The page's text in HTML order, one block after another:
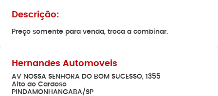
Descrição:
Preço somente para venda, troca a combinar.
Hernandes Automoveis
AV NOSSA SENHORA DO BOM SUCESSO, 1355
Alto do Cardoso
PINDAMONHANGABA/SP